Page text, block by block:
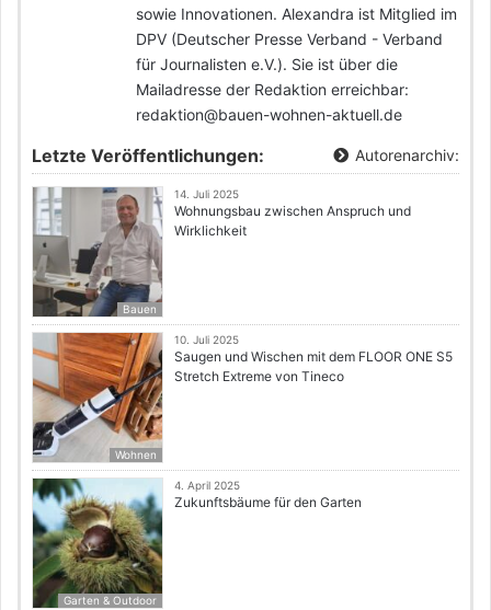
sowie Innovationen. Alexandra ist Mitglied im
DPV (Deutscher Presse Verband - Verband
für Journalisten e.V.). Sie ist über die
Mailadresse der Redaktion erreichbar:
redaktion@bauen-wohnen-aktuell.de
Letzte Veröffentlichungen: Autorenarchiv:
Bauen
14. Juli 2025
Wohnungsbau zwischen Anspruch und
Wirklichkeit
Wohnen
10. Juli 2025
Saugen und Wischen mit dem FLOOR ONE S5
Stretch Extreme von Tineco
Garten & Outdoor
4. April 2025
Zukunftsbäume für den Garten